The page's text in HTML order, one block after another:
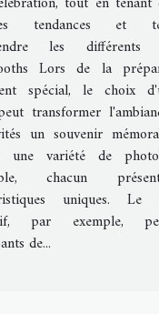
tendances et
les
Lors de la
spécial, le choix
transformer
un souvenir
une variété de
chacun
uniques. Le
par exemple,
de...